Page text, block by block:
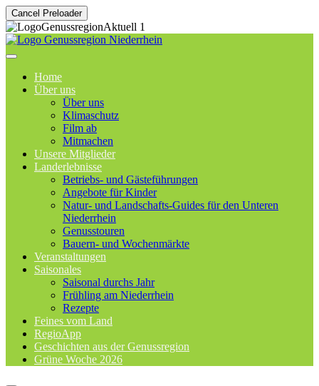
Cancel Preloader
Home
Über uns
Über uns
Klimaschutz
Film ab
Mitmachen
Unsere Mitglieder
Landerlebnisse
Betriebs- und Gästeführungen
Angebote für Kinder
Natur- und Landschafts-Guides für den Unteren
Niederrhein
Genusstouren
Bauern- und Wochenmärkte
Veranstaltungen
Saisonales
Saisonal durchs Jahr
Frühling am Niederrhein
Rezepte
Feines vom Land
RegioApp
Geschichten aus der Genussregion
Grüne Woche 2026